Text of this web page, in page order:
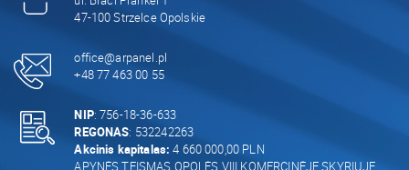
47-100 Strzelce Opolskie
office@arpanel.pl
+48 77 463 00 55
NIP: 756-18-36-633
REGONAS: 532242263
Akcinis kapitalas: 4 660 000,00 PLN
APYNĖS TEISMAS OPOLĖS VIII KOMERCINĖJE SKYRIUJE